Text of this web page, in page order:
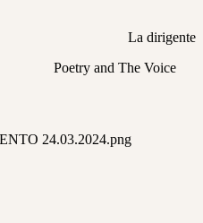
La dirigente
24.03.2024.png